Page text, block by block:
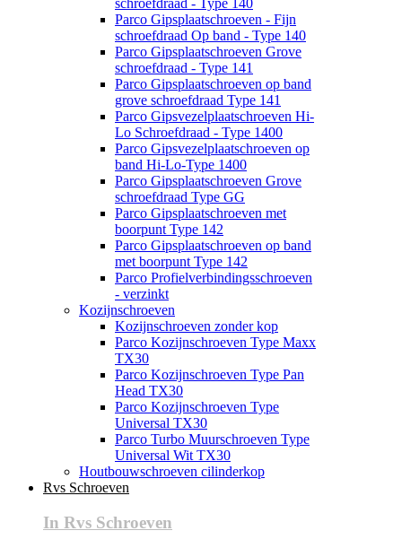
schroefdraad - Type 140
Parco Gipsplaatschroeven - Fijn
schroefdraad Op band - Type 140
Parco Gipsplaatschroeven Grove
schroefdraad - Type 141
Parco Gipsplaatschroeven op band
grove schroefdraad Type 141
Parco Gipsvezelplaatschroeven Hi-
Lo Schroefdraad - Type 1400
Parco Gipsvezelplaatschroeven op
band Hi-Lo-Type 1400
Parco Gipsplaatschroeven Grove
schroefdraad Type GG
Parco Gipsplaatschroeven met
boorpunt Type 142
Parco Gipsplaatschroeven op band
met boorpunt Type 142
Parco Profielverbindingsschroeven
- verzinkt
Kozijnschroeven
Kozijnschroeven zonder kop
Parco Kozijnschroeven Type Maxx
TX30
Parco Kozijnschroeven Type Pan
Head TX30
Parco Kozijnschroeven Type
Universal TX30
Parco Turbo Muurschroeven Type
Universal Wit TX30
Houtbouwschroeven cilinderkop
Rvs Schroeven
In Rvs Schroeven